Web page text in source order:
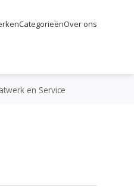
CategorieënOver ons
en Service